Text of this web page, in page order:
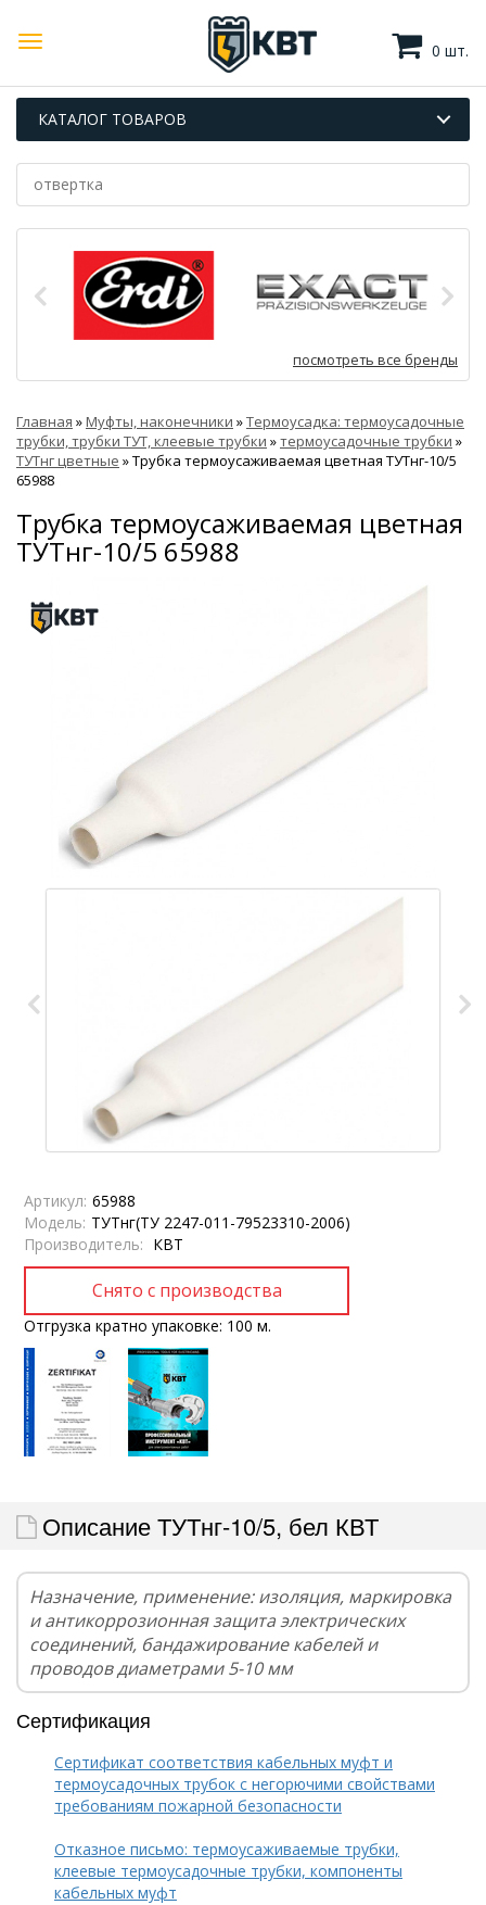
0 шт.
КАТАЛОГ ТОВАРОВ
посмотреть все бренды
Главная »Муфты, наконечники »Термоусадка: термоусадочные
трубки, трубки ТУТ, клеевые трубки »термоусадочные трубки »
ТУТнг цветные »Трубка термоусаживаемая цветная ТУТнг-10/5
65988
Трубка термоусаживаемая цветная
ТУТнг-10/5 65988
Артикул: 65988
Модель: ТУТнг(ТУ 2247-011-79523310-2006)
Производитель: КВТ
Отгрузка кратно упаковке: 100 м.
Описание ТУТнг-10/5, бел КВТ
Назначение, применение: изоляция, маркировка
и антикоррозионная защита электрических
соединений, бандажирование кабелей и
проводов диаметрами 5-10 мм
Сертификация
Сертификат соответствия кабельных муфт и
термоусадочных трубок с негорючими свойствами
требованиям пожарной безопасности
Отказное письмо: термоусаживаемые трубки,
клеевые термоусадочные трубки, компоненты
кабельных муфт